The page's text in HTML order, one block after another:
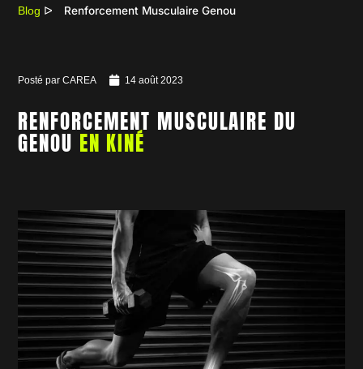
Blog ᐅ Renforcement Musculaire Genou
Posté par CAREA 14 août 2023
RENFORCEMENT MUSCULAIRE DU
GENOU EN KINÉ